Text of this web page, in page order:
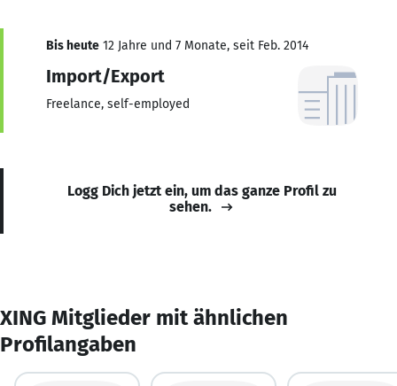
Bis heute 12 Jahre und 7 Monate, seit Feb. 2014
Import/Export
Freelance, self-employed
Logg Dich jetzt ein, um das ganze Profil zu
sehen.
XING Mitglieder mit ähnlichen
Profilangaben